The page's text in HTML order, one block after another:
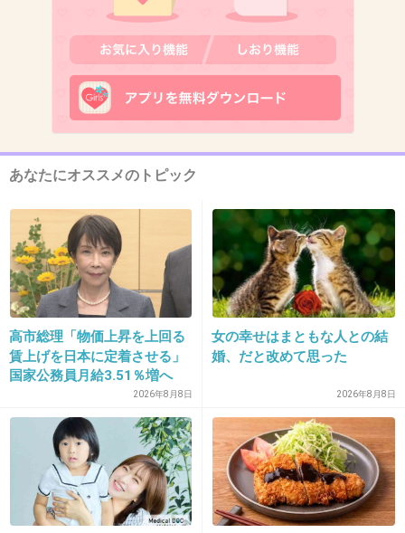
松本はもう映画作らない方がいい
+62 -10
13. 匿名 2012/12/02(日) 22:19:22
「探偵はBARにいる」
人気があるみたいだから、自分が見る前に
期待しすぎただけかもしれないが。
(来年、２も公開されるようですし)
見終わってがっかりした。
松田龍平が生かしきれてない。
唯一、高嶋政伸の怪演が良かった。
+21 -31
あなたにオススメのトピック
高市総理「物価上昇を上回る
賃上げを日本に定着させる」
国家公務員月給3.51％増へ
2026年8月8日
女の幸せはまともな人との結
婚、だと改めて思った
2026年8月8日